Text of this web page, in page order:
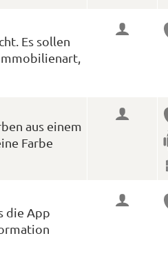
Es sollen
aus einem
Farbe
die App